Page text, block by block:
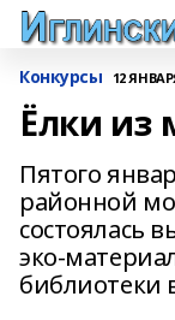
Конкурсы 12
Ёлки из
Пятого
районной
состоялась
эко-
библиотеки